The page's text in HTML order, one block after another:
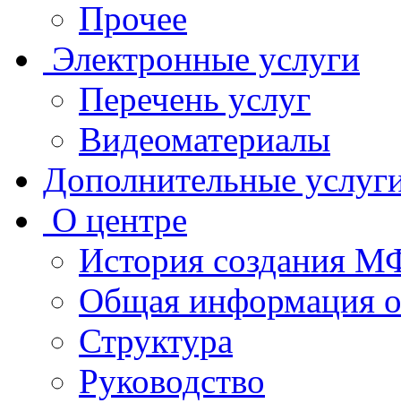
Прочее
Электронные услуги
Перечень услуг
Видеоматериалы
Дополнительные
О центре
История создания
Общая
Структура
Руководство